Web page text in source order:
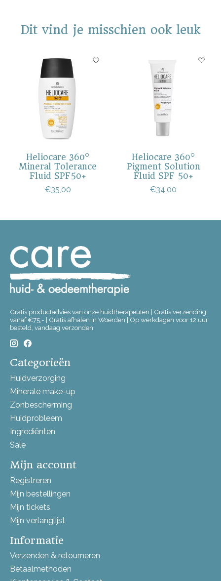
Dit vind je misschien ook leuk
Items van productcarrousel
Heliocare 360°
Mineral Tolerance
Fluid SPF50+
€35,00
Heliocare 360°
Pigment Solution
Fluid SPF 50+
€34,00
Gratis productadvies van onze huidtherapeuten | Gratis verzending
vanaf €75,- | Gratis afhalen in Woerden | Op werkdagen voor 12 uur
besteld, vandaag verzonden
Categorieën
Huidverzorging
Minerale make-up
Zonbescherming
Huidprobleem
Ingrediënten
Sale
Mijn account
Registreren
Mijn bestellingen
Mijn tickets
Mijn verlanglijst
Informatie
Verzenden & retourneren
Betaalmethoden